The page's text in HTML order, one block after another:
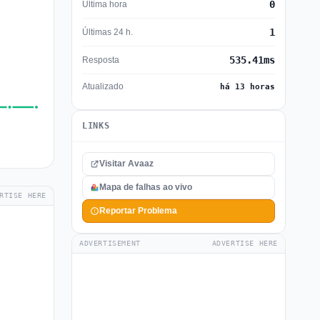
HERE
Última hora 0
Últimas 24 h. 1
Resposta 535.41ms
Atualizado há 13 horas
LINKS
Visitar Avaaz
Mapa de falhas ao vivo
Reportar Problema
ADVERTISEMENT ADVERTISE HERE